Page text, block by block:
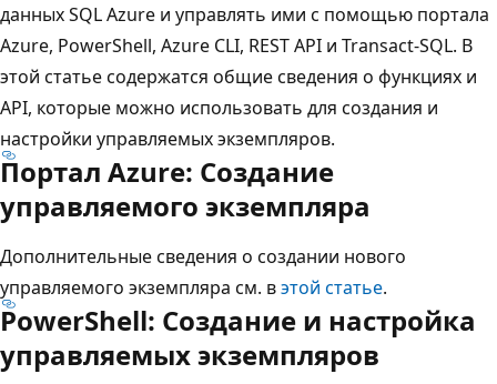
данных SQL Azure и управлять ими с помощью портала
Azure, PowerShell, Azure CLI, REST API и Transact-SQL. В
этой статье содержатся общие сведения о функциях и
API, которые можно использовать для создания и
настройки управляемых экземпляров.
Портал Azure: Создание
управляемого экземпляра
Дополнительные сведения о создании нового
управляемого экземпляра см. вэтой статье.
PowerShell: Создание и настройка
управляемых экземпляров